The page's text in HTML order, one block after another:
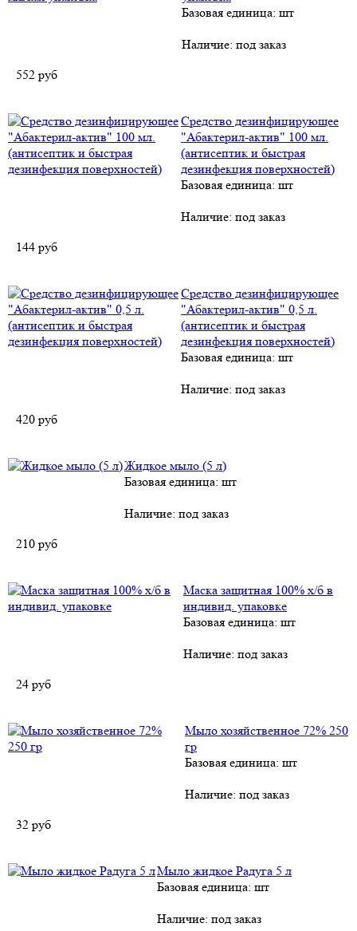
Базовая единица: шт
Наличие: под заказ
552 руб
Средство дезинфицирующее
"Абактерил-актив" 100 мл.
(антисептик и быстрая
дезинфекция поверхностей)
Базовая единица: шт
Наличие: под заказ
144 руб
Средство дезинфицирующее
"Абактерил-актив" 0,5 л.
(антисептик и быстрая
дезинфекция поверхностей)
Базовая единица: шт
Наличие: под заказ
420 руб
Жидкое мыло (5 л)
Базовая единица: шт
Наличие: под заказ
210 руб
Маска защитная 100% х/б в
индивид. упаковке
Базовая единица: шт
Наличие: под заказ
24 руб
Мыло хозяйственное 72% 250
гр
Базовая единица: шт
Наличие: под заказ
32 руб
Мыло жидкое Радуга 5 л
Базовая единица: шт
Наличие: под заказ